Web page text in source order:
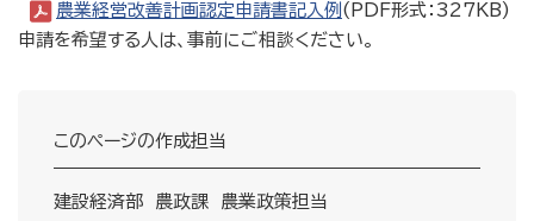
農業経営改善計画認定申請書記入例 (PDF形式：327KB)
申請を希望する人は、事前にご相談ください。
このページの作成担当
建設経済部 農政課 農業政策担当